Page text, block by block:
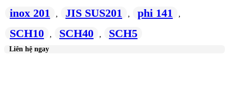
inox 201 , JIS SUS201 , phi 141 ,
SCH10 , SCH40 , SCH5
Liên hệ ngay